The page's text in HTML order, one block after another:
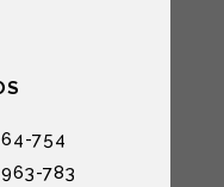
754
783